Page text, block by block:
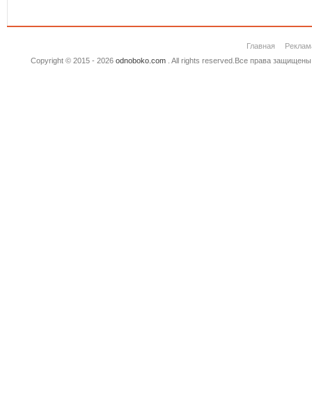
Главная
Copyright © 2015 - 2026 odnoboko.com. All rights reserved.Все права защищены.